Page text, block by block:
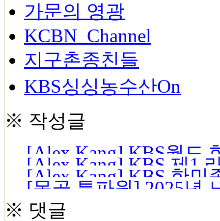
가문의 영광
KCBN_Channel
지구촌종친들
KBS싱싱농수산On
※ 작성글
[Alex Kang] KBS월드
61탄(2025. 12. 03)
[Alex Kang] KBS 제1
골 소식 제5탄(2025.
[Alex Kang] KBS 한민
(2025. 11. 05)
[몽골 특파원] 2025년
러스너호르커이 라슬
※ 댓글